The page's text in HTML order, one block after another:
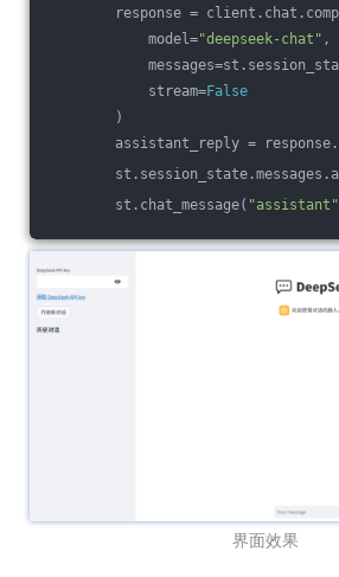
response =
model="deepseek-chat" ,
stream=False
)
assistant_reply =
st.chat_message( "assistant"
界面效果